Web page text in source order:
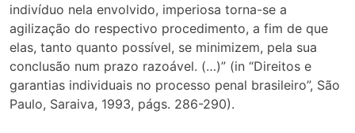
indivíduo nela envolvido, imperiosa torna-se a
agilização do respectivo procedimento, a fim de que
elas, tanto quanto possível, se minimizem, pela sua
conclusão num prazo razoável. (…)” (in “Direitos e
garantias individuais no processo penal brasileiro”, São
Paulo, Saraiva, 1993, págs. 286-290).